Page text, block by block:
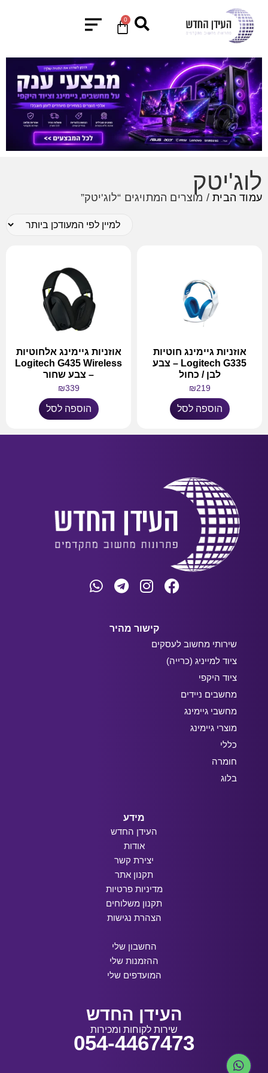
0
לוג'יטק
עמוד הבית/ מוצרים המתויגים “לוג'יטק”
אוזניות גיימינג חוטיות
Logitech G335 – צבע
לבן / כחול
₪219
הוספה לסל
אוזניות גיימינג אלחוטיות
Logitech G435 Wireless
– צבע שחור
₪339
הוספה לסל
קישור מהיר
שירותי מחשוב לעסקים
ציוד למייניג (כרייה)
ציוד היקפי
מחשבים ניידים
מחשבי גיימינג
מוצרי גיימינג
כללי
חומרה
בלוג
מידע
העידן החדש
אודות
יצירת קשר
תקנון אתר
מדיניות פרטיות
תקנון משלוחים
הצהרת נגישות
החשבון שלי
ההזמנות שלי
המועדפים שלי
העידן החדש
שירות לקוחות ומכירות
054-4467473